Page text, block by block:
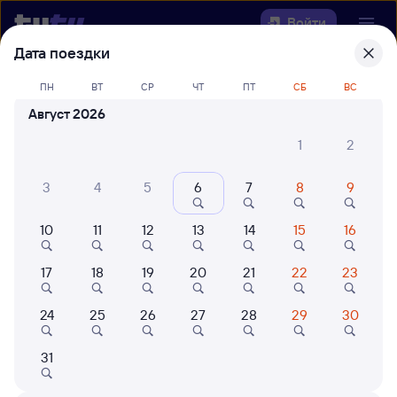
Войти
Выберите день, чтобы найтиж/д
билеты Хорогочи — Киренга
42 млн путешествуют с
Дата поездки
ПН ВТ СР ЧТ ПТ СБ ВС
Август 2026
1
2
3 4 5 6 7 8 9
10 11 12 13 14 15 16
17 18 19 20 21 22 23
24 25 26 27 28 29 30
31